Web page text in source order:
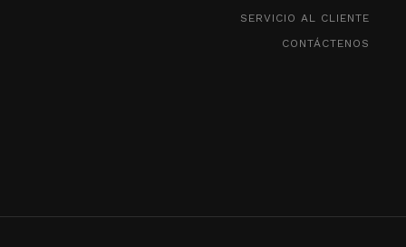
SERVICIO AL CLIENTE
CONTÁCTENOS